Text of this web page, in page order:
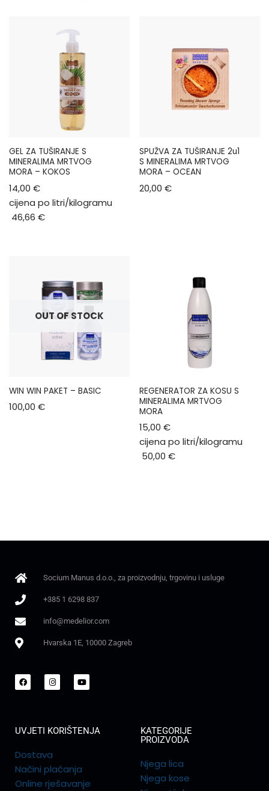
GEL ZA TUŠIRANJE S
MINERALIMA MRTVOG
MORA – KOKOS
14,00 €
cijena po litri/kilogramu
46,66 €
SPUŽVA ZA TUŠIRANJE 2u1
S MINERALIMA MRTVOG
MORA – OCEAN
20,00€
OUT OF STOCK
WIN WIN PAKET – BASIC
100,00 €
REGENERATOR ZA KOSU S
MINERALIMA MRTVOG
MORA
15,00€
cijena po litri/kilogramu
50,00€
Socium Manus d.o.o., za proizvodnju, trgovinu i usluge
+385 1 6298 837
info@medelior.com
Hvarska 1E, 10000 Zagreb
UVJETI KORIŠTENJA
Dostava
Načini plaćanja
Online rješavanje
KATEGORIJE
PROIZVODA
Njega lica
Njega kose